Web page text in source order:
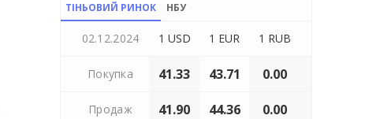
ТІНЬОВИЙ РИНОК НБУ
02.12.2024 1 USD 1 EUR 1 RUB
Покупка 41.33 43.71 0.00
Продаж 41.90 44.36 0.00